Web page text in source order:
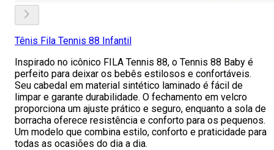
Tênis Fila Tennis 88 Infantil
Inspirado no icônico FILA Tennis 88, o Tennis 88 Baby é
perfeito para deixar os bebês estilosos e confortáveis.
Seu cabedal em material sintético laminado é fácil de
limpar e garante durabilidade. O fechamento em velcro
proporciona um ajuste prático e seguro, enquanto a sola de
borracha oferece resistência e conforto para os pequenos.
Um modelo que combina estilo, conforto e praticidade para
todas as ocasiões do dia a dia.